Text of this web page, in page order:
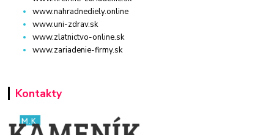
www.nahradnediely.online
www.uni-zdrav.sk
www.zlatnictvo-online.sk
www.zariadenie-firmy.sk
Kontakty